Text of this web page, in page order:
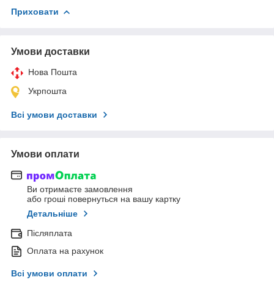
Приховати
Умови доставки
Нова Пошта
Укрпошта
Всі умови доставки
Умови оплати
Ви отримаєте замовлення
або гроші повернуться на вашу картку
Детальніше
Післяплата
Оплата на рахунок
Всі умови оплати